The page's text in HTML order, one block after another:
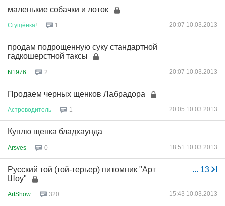
маленькие собачки и лоток
Сгущёнка! 1 20:07 10.03.2013
продам подрощенную суку стандартной
гадкошерстной таксы
N1976 2 20:07 10.03.2013
Продаем черных щенков Лабрадора
Астроводитель 1 20:05 10.03.2013
Куплю щенка бладхаунда
Arsves 0 18:51 10.03.2013
... 13
Русский той (той-терьер) питомник "Арт
Шоу"
ArtShow 320 15:43 10.03.2013